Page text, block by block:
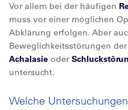
Vor allem bei der häufigen
muss vor einer möglichen
Abklärung erfolgen. Aber
Beweglichkeitsstörungen
Achalasie oder
untersucht.
Welche